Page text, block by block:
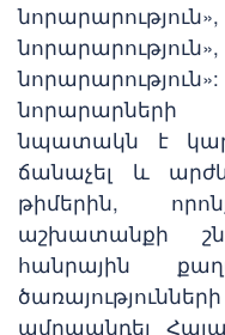
նորարարների
նպատակն է
ճանաչել և
թիմերին,
աշխատանքի
հանրային
ամրապնդել